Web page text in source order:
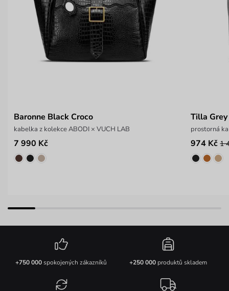
Baronne Black Croco
kabelka z kolekce ABODI × VUCH LAB
7 990 Kč
Tilla Grey
prostorná
974 Kč 1
+750 000spokojených zákazníků +250 000produktů skladem